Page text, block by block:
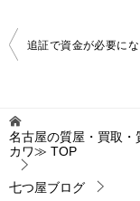
投
ビ
ゲ
ー
名古屋の質屋・買取
カワ≫ TOP
七つ屋ブログ